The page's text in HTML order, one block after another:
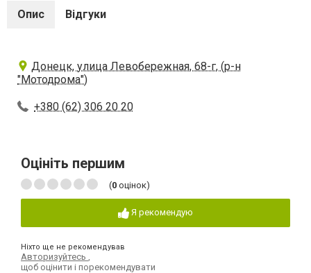
Опис Відгуки
Донецк, улица Левобережная, 68-г, (р-н
"Мотодрома")
+380 (62) 306 20 20
Оцініть першим
(0 оцінок)
Я рекомендую
Ніхто ще не рекомендував
Авторизуйтесь
щоб оцінити і порекомендувати